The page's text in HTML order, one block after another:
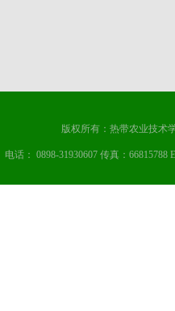
版权所有：热带农业技术
电话： 0898-31930607 传真：